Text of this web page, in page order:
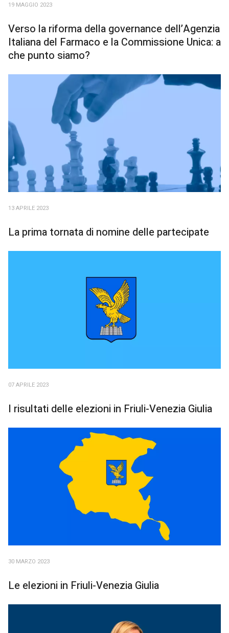
19 MAGGIO 2023
Verso la riforma della governance dell’Agenzia
Italiana del Farmaco e la Commissione Unica: a
che punto siamo?
13 APRILE 2023
La prima tornata di nomine delle partecipate
07 APRILE 2023
I risultati delle elezioni in Friuli-Venezia Giulia
30 MARZO 2023
Le elezioni in Friuli-Venezia Giulia